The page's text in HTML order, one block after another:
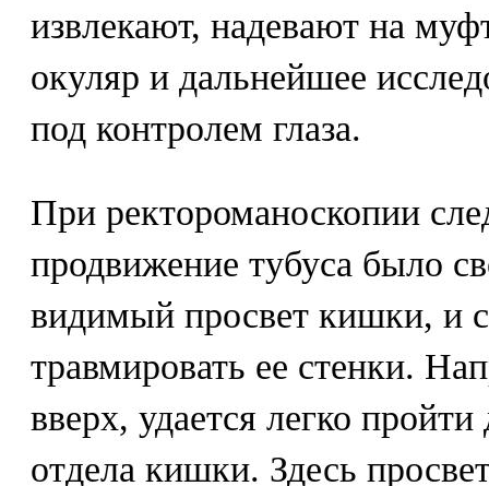
извлекают, надевают на
окуляр и дальнейшее
под контролем глаза.
При ректороманоскопии
продвижение тубуса было
видимый просвет кишки, и
травмировать ее стенки.
вверх, удается легко
отдела кишки. Здесь